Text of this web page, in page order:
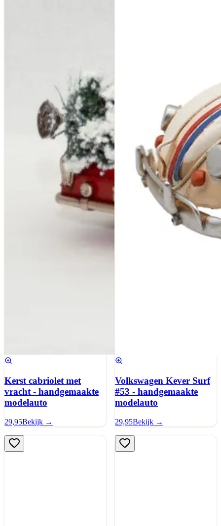
Kerst cabriolet met
vracht - handgemaakte
modelauto
29,95Bekijk →
Volkswagen Kever Surf
#53 - handgemaakte
modelauto
29,95Bekijk →